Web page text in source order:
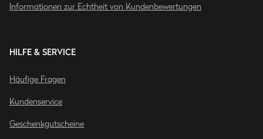
Informationen zur Echtheit von Kundenbewertungen
HILFE & SERVICE
Häufige Fragen
Kundenservice
Geschenkgutscheine